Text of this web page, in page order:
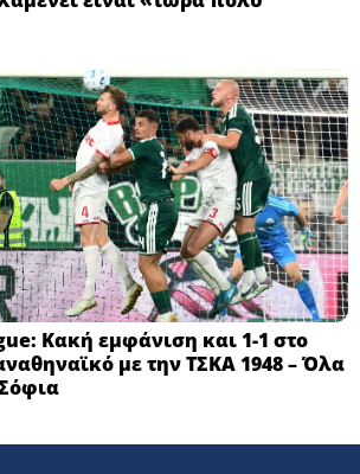
Κακή εμφάνιση και 1-1 στο
με την ΤΣΚΑ 1948 – Όλα